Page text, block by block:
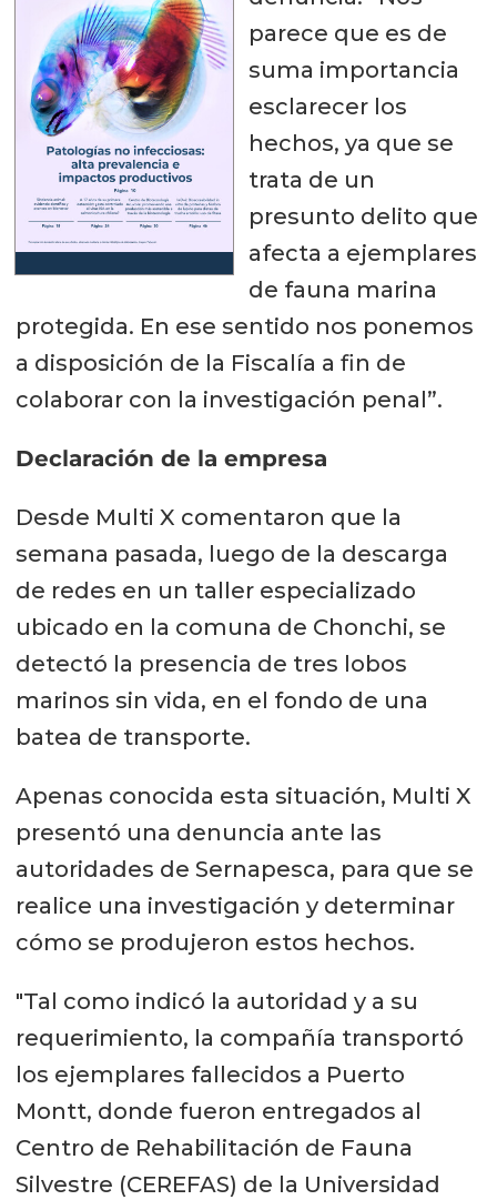
parece que es de
suma importancia
esclarecer los
hechos, ya que se
trata de un
presunto delito que
afecta a ejemplares
de fauna marina
protegida. En ese sentido nos ponemos
a disposición de la Fiscalía a fin de
colaborar con la investigación penal”.
Declaración de la empresa
Desde Multi X comentaron que la
semana pasada, luego de la descarga
de redes en un taller especializado
ubicado en la comuna de Chonchi, se
detectó la presencia de tres lobos
marinos sin vida, en el fondo de una
batea de transporte.
Apenas conocida esta situación, Multi X
presentó una denuncia ante las
autoridades de Sernapesca, para que se
realice una investigación y determinar
cómo se produjeron estos hechos.
"Tal como indicó la autoridad y a su
requerimiento, la compañía transportó
los ejemplares fallecidos a Puerto
Montt, donde fueron entregados al
Centro de Rehabilitación de Fauna
Silvestre (CEREFAS) de la Universidad